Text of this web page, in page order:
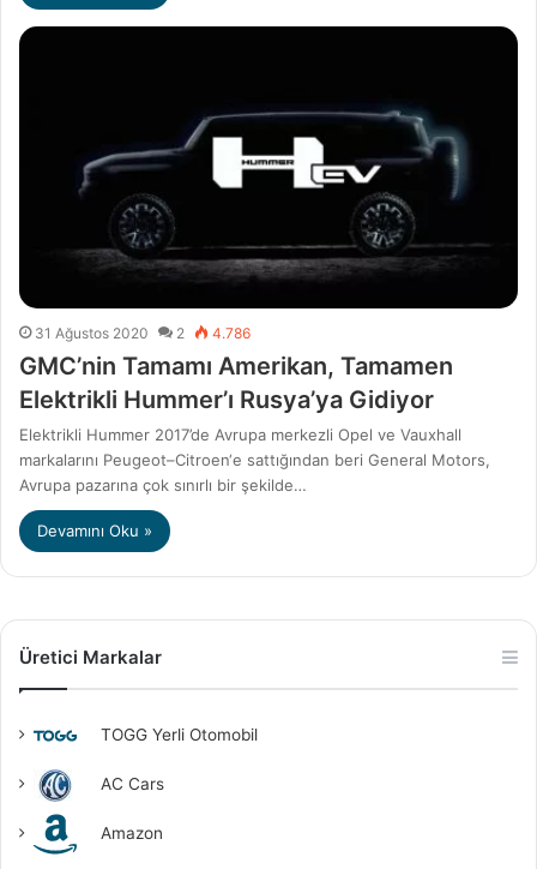
31 Ağustos 2020 2 4.786
GMC’nin Tamamı Amerikan, Tamamen
Elektrikli Hummer’ı Rusya’ya Gidiyor
Elektrikli Hummer 2017’de Avrupa merkezli Opel ve Vauxhall
markalarını Peugeot–Citroen‘e sattığından beri General Motors,
Avrupa pazarına çok sınırlı bir şekilde…
Devamını Oku »
Üretici Markalar
TOGG Yerli Otomobil
AC Cars
Amazon